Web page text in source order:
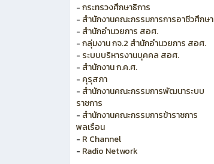
-กระทรวงศึกษาธิการ
- สำนักงานคณะกรรมการการอาชีวศึกษา
- สำนักอำนวยการ สอศ.
-กลุ่มงาน กจ.2 สำนักอำนวยการ สอศ.
- ระบบบริหารงานบุคคล สอศ.
- สำนักงาน ก.ค.ศ.
- คุรุสภา
- สำนักงานคณะกรรมการพัฒนาระบบ
ราชการ
- สำนักงานคณะกรรมการข้าราชการ
พลเรือน
- R Channel
- Radio Network